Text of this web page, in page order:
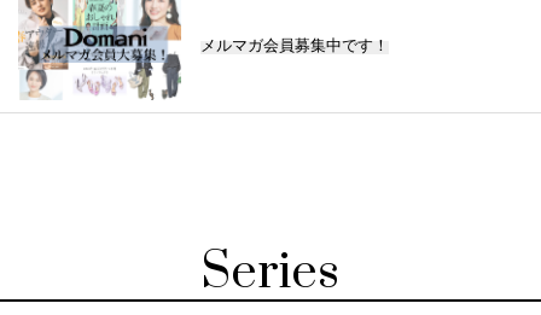
メルマガ会員募集中です！
Series